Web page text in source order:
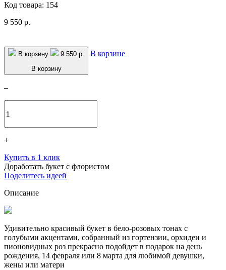
Код товара: 154
9 550 р.
В корзину
9 550 р.
В корзину
В корзине
–
+
Купить в 1 клик
Доработать букет с флористом
Поделитесь идеей
Описание
Удивительно красивый букет в бело-розовых тонах с
голубыми акцентами, собранный из гортензии, орхидеи и
пионовидных роз прекрасно подойдет в подарок на день
рождения, 14 февраля или 8 марта для любимой девушки,
жены или матери